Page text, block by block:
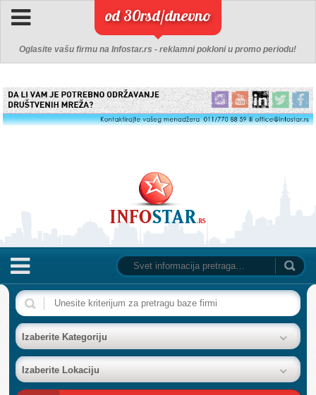
od 30rsd/dnevno
Oglasite vašu firmu na Infostar.rs - reklamni pokloni u promo periodu!
NASLOVNA
BAZA FIRMI
POSLOVNI OGLASI
Izaberite Kategoriju
Izaberite Lokaciju